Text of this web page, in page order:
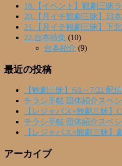
18.【イベント】観劇三昧
20.【月イチ観劇三昧】日
21.【月イチ観劇三昧】下
22.台本特集 (10)
台本紹介 (9)
最近の投稿
【観劇三昧】6/1～7/31 配
チラシ手帖 団体紹介スペ
【レジャパス×観劇三昧】
チラシ手帖 団体紹介スペ
【レジャパス×観劇三昧
アーカイブ